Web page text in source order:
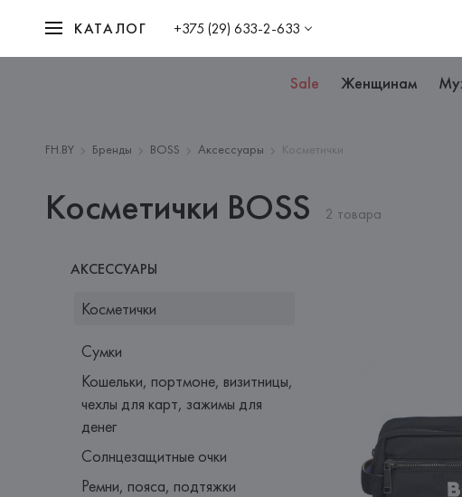
КАТАЛОГ +375 (29) 633-2-633
Sale Женщинам
FH.BY Бренды BOSS Аксессуары Косметички
Косметички BOSS 2 товара
АКСЕССУАРЫ
Косметички
Сумки
Кошельки, портмоне, визитницы,
чехлы для карт, зажимы для
денег
Солнцезащитные очки
Ремни, пояса, подтяжки